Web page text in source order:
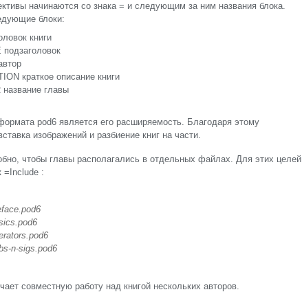
начинаются со знака = и следующим за ним названия блока.
блоки:
книги
подзаголовок
краткое описание книги
название главы
pod6 является его расширяемость. Благодаря этому
изображений и разбиение книг на части.
чтобы главы располагались в отдельных файлах. Для этих целей
=Include :
n-sigs.pod6
совместную работу над книгой нескольких авторов.